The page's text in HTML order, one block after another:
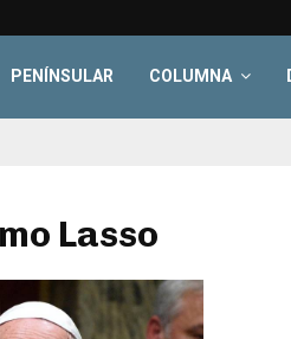
PENÍNSULAR COLUMNA
Lasso